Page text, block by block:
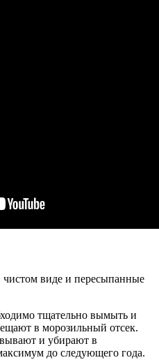
чистом виде и пересыпанные
тщательно вымыть и
в морозильный отсек.
и убирают в
до следующего года.